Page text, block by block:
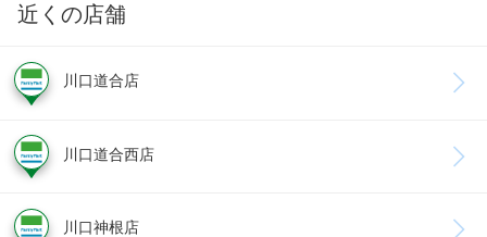
近くの店舗
川口道合店
川口道合西店
川口神根店